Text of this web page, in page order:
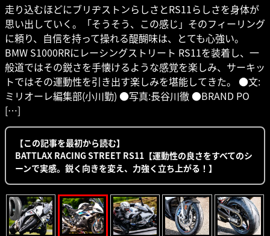
走り込むほどにブリヂストンらしさとRS11らしさを身体が
思い出していく。「そうそう、この感じ」そのフィーリング
に頼り、自信を持って操れる醍醐味は、とても心強い。
BMW S1000RRにレーシングストリート RS11を装着し、一
般道ではその鋭さを手懐けるような感覚を楽しみ、サーキッ
トではその運動性を引き出す楽しみを堪能してきた。 ●文:
ミリオーレ編集部(小川勤) ●写真:長谷川徹 ●BRAND PO
[…]
【この記事を最初から読む】
BATTLAX RACING STREET RS11【運動性の良さをすべてのシ
ーンで実感。鋭く向きを変え、力強く立ち上がる！】